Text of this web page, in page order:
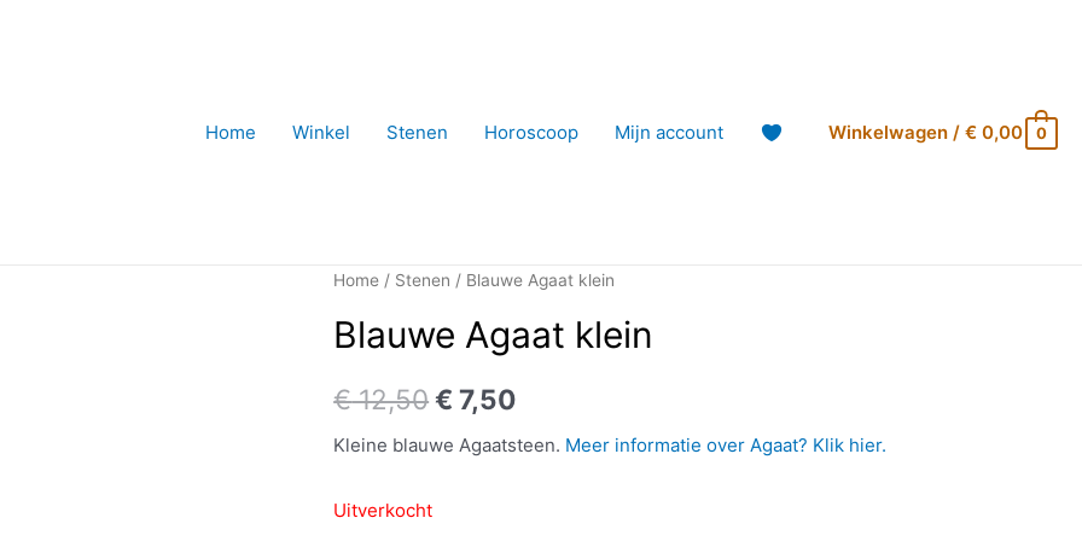
Home Winkel Stenen Horoscoop Mijn account Winkelwagen/ €0,00 0
Home / Stenen / Blauwe Agaat klein
Blauwe Agaat klein
€12,50€ 7,50
Kleine blauwe Agaatsteen. Meer informatie over Agaat? Klik hier.
Uitverkocht